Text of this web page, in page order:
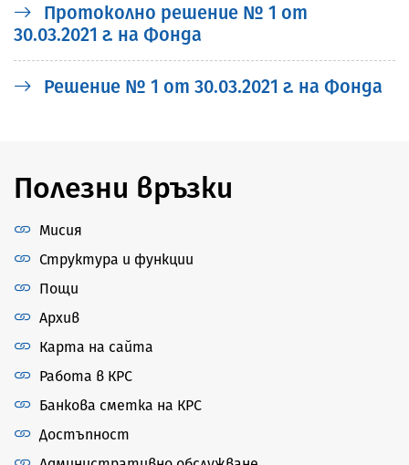
Протоколно решение № 1 от
30.03.2021 г. на Фонда
Решение № 1 от 30.03.2021 г. на Фонда
Полезни връзки
Мисия
Структура и функции
Пощи
Архив
Карта на сайта
Работа в КРС
Банкова сметка на КРС
Достъпност